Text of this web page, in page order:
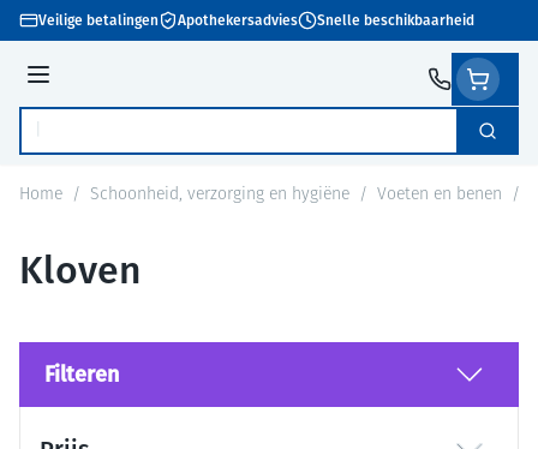
Ga naar de inhoud
Veilige betalingen Apothekersadvies Snelle beschikbaarheid
Menu
Product, merk, categorie... Zoek
Home / Schoonheid, verzorging en hygiëne / Voeten en benen /
Kloven
Filteren